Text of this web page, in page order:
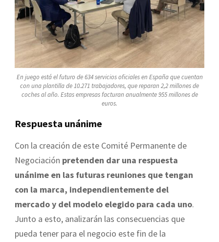
En juego está el futuro de 634 servicios oficiales en España que cuentan
con una plantilla de 10.271 trabajadores, que reparan 2,2 millones de
coches al año. Estas empresas facturan anualmente 955 millones de
euros.
Respuesta unánime
Con la creación de este Comité Permanente de
Negociación pretenden dar una respuesta
unánime en las futuras reuniones que tengan
con la marca, independientemente del
mercado y del modelo elegido para cada uno.
Junto a esto, analizarán las consecuencias que
pueda tener para el negocio este fin de la